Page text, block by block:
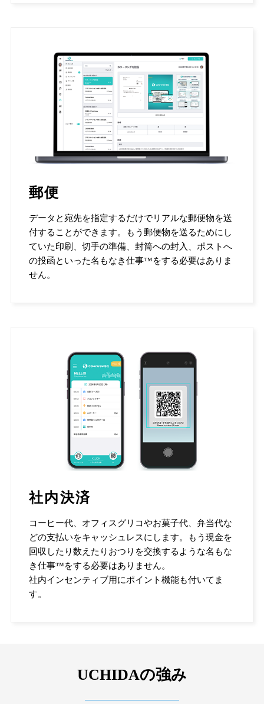
郵便
データと宛先を指定するだけでリアルな郵便物を送
付することができます。もう郵便物を送るためにし
ていた印刷、切手の準備、封筒への封入、ポストへ
の投函といった名もなき仕事™をする必要はありま
せん。
社内決済
コーヒー代、オフィスグリコやお菓子代、弁当代な
どの支払いをキャッシュレスにします。もう現金を
回収したり数えたりおつりを交換するような名もな
き仕事™をする必要はありません。
社内インセンティブ用にポイント機能も付いてま
す。
UCHIDAの強み